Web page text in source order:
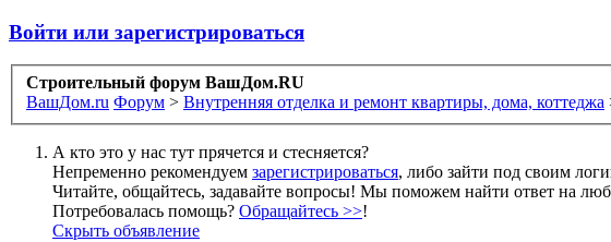
Войти или зарегистрироваться
Строительный форум ВашДом.RU
ВашДом.ru Форум > Внутренняя отделка и ремонт квартиры, дома, коттеджа
А кто это у нас тут прячется и стесняется?
Непременно рекомендуем зарегистрироваться, либо зайти под своим
Читайте, общайтесь, задавайте вопросы! Мы поможем найти ответ на
Потребовалась помощь? Обращайтесь >>!
Скрыть объявление